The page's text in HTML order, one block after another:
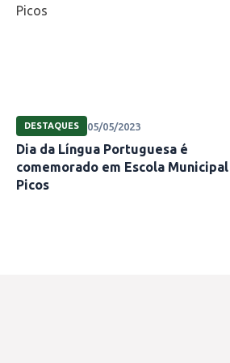
DESTAQUES 05/05/2023
Dia da Língua Portuguesa é
comemorado em Escola
Picos